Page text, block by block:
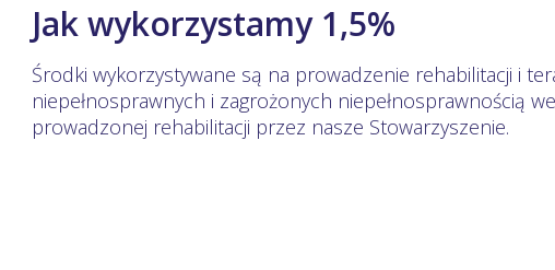
Jak wykorzystamy 1,5%
Środki wykorzystywane są na prowadzenie rehabilitacji i
niepełnosprawnych i zagrożonych niepełnosprawnością
prowadzonej rehabilitacji przez nasze Stowarzyszenie.